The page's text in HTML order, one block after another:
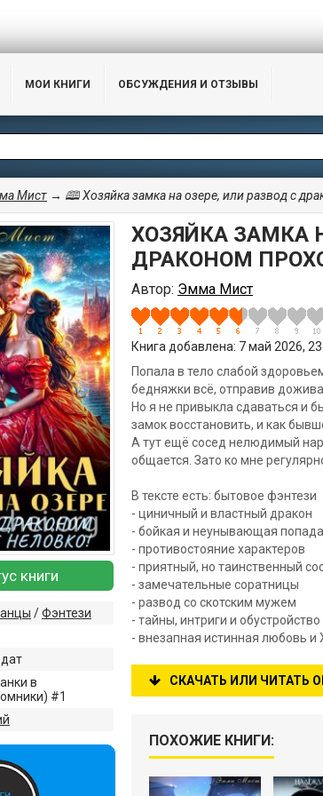
МОИ КНИГИ ОБСУЖДЕНИЯ И ОТЗЫВЫ
Мист → 🕮 Хозяйка замка на озере, или развод с
ХОЗЯЙКА ЗАМКА
ДРАКОНОМ
Автор: Эмма Мист
Книга добавлена: 7 май 2026,
Попала в тело слабой
бедняжки всё, отправив
Но я не привыкла сдаваться и
замок восстановить, и как
А тут ещё сосед нелюдимый
общается. Зато ко мне
В тексте есть: бытовое фэнтези
- циничный и властный дракон
- бойкая и неунывающая
- противостояние характеров
- приятный, но таинственный
- замечательные соратницы
- развод со скотским мужем
- тайны, интриги и обустройство
- внезапная истинная любовь и
СКАЧАТЬ ИЛИ ЧИТАТЬ
ПОХОЖИЕ КНИГИ:
книги
/Фэнтези
в
#1